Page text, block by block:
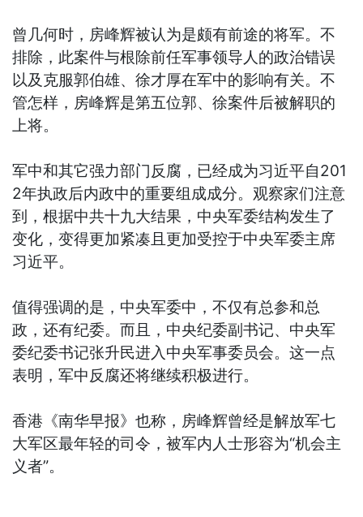
曾几何时，房峰辉被认为是颇有前途的将军。不
排除，此案件与根除前任军事领导人的政治错误
以及克服郭伯雄、徐才厚在军中的影响有关。不
管怎样，房峰辉是第五位郭、徐案件后被解职的
上将。
军中和其它强力部门反腐，已经成为习近平自201
2年执政后内政中的重要组成成分。观察家们注意
到，根据中共十九大结果，中央军委结构发生了
变化，变得更加紧凑且更加受控于中央军委主席
习近平。
值得强调的是，中央军委中，不仅有总参和总
政，还有纪委。而且，中央纪委副书记、中央军
委纪委书记张升民进入中央军事委员会。这一点
表明，军中反腐还将继续积极进行。
香港《南华早报》也称，房峰辉曾经是解放军七
大军区最年轻的司令，被军内人士形容为“机会主
义者”。